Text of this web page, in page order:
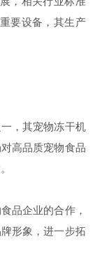
要设备，其生产
，其宠物冻干机
高品质宠物食品
品企业的合作，
形象，进一步拓